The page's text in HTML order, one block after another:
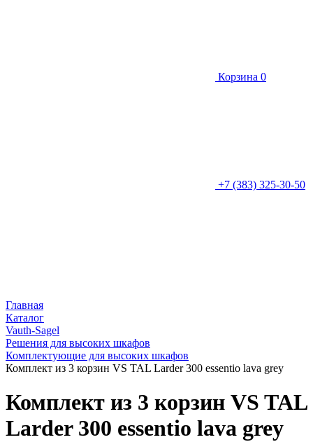
Корзина 0
+7 (383) 325-30-50
Главная
Каталог
Vauth-Sagel
Решения для высоких шкафов
Комплектующие для высоких шкафов
Комплект из 3 корзин VS TAL Larder 300 essentio lava grey
Комплект из 3 корзин VS TAL
Larder 300 essentio lava grey